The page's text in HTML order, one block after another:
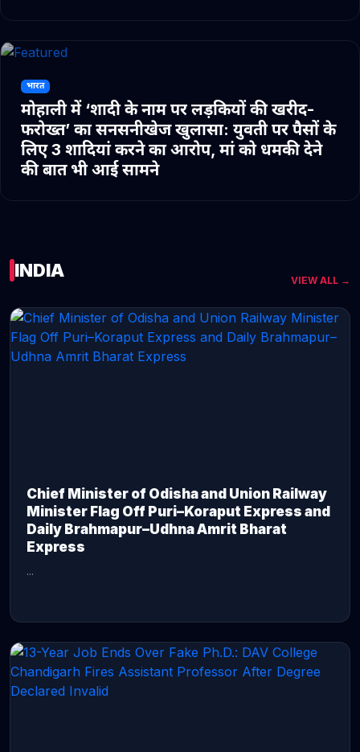
भारत
मोहाली में ‘शादी के नाम पर लड़कियों की खरीद-
फरोख्त’ का सनसनीखेज खुलासा: युवती पर पैसों के
लिए 3 शादियां करने का आरोप, मां को धमकी देने
की बात भी आई सामने
INDIA VIEW ALL →
Chief Minister of Odisha and Union Railway
Minister Flag Off Puri–Koraput Express and
Daily Brahmapur–Udhna Amrit Bharat
Express
...